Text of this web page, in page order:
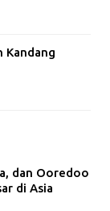
Kandang
dan Ooredoo
di Asia